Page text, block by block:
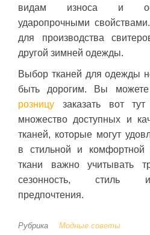
видам износа и
ударопрочными
для производства
другой зимней одежды.
Выбор тканей для одежды
быть дорогим. Вы
розницу заказать вот
множество доступных и
тканей, которые могут
в стильной и
ткани важно учитывать
сезонность, стиль и
предпочтения.
Рубрика Модные советы